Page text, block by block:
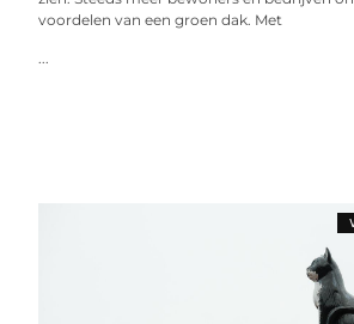
voordelen van een groen dak. Met
...